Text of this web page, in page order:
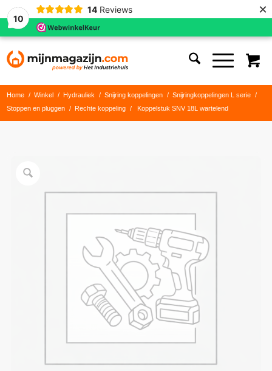
10
14 Reviews ×
Home / Winkel / Hydrauliek / Snijring koppelingen / Snijringkoppelingen L serie
/
Stoppen en pluggen
/ Rechte koppeling / Koppelstuk SNV 18L wartelend